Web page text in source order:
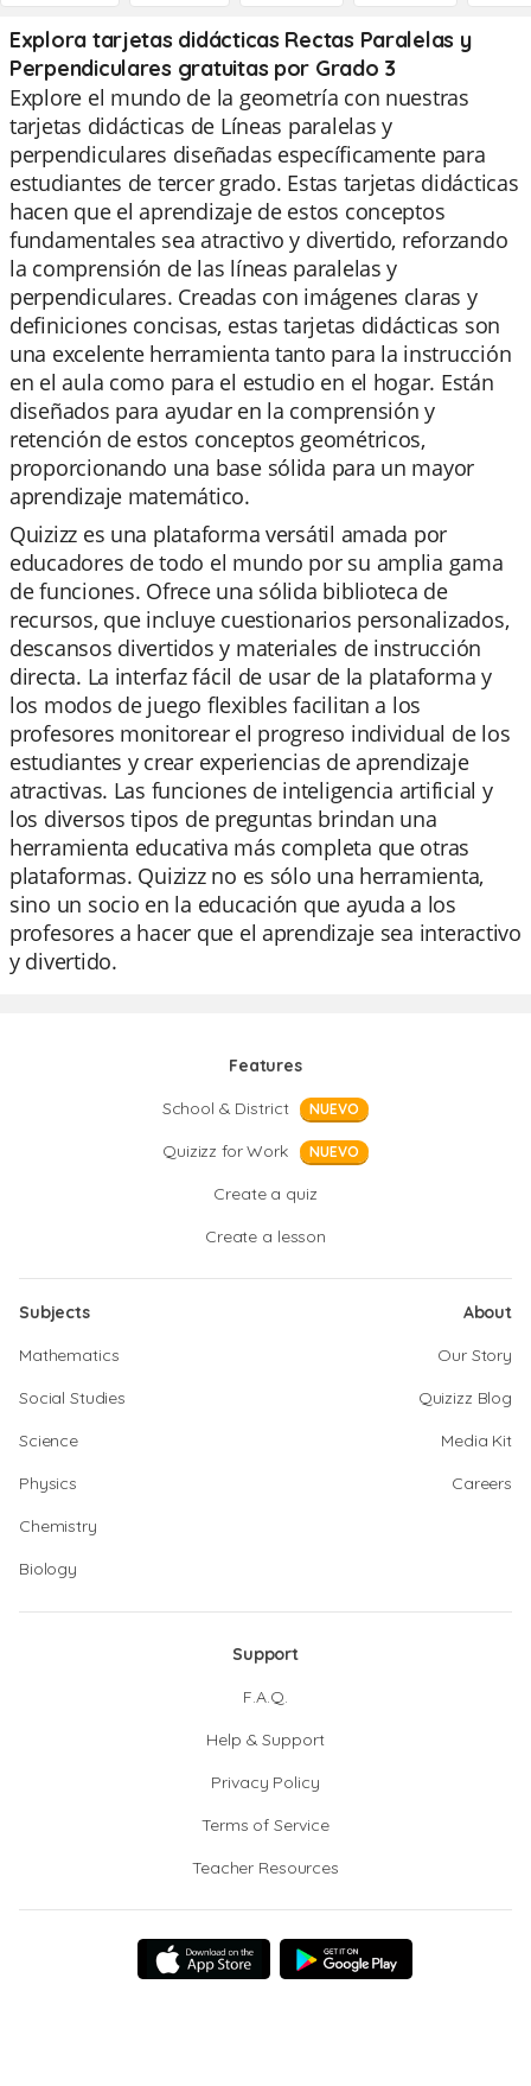
Explora tarjetas didácticas Rectas Paralelas y
Perpendiculares gratuitas por Grado 3
Explore el mundo de la geometría con nuestras
tarjetas didácticas de Líneas paralelas y
perpendiculares diseñadas específicamente para
estudiantes de tercer grado. Estas tarjetas didácticas
hacen que el aprendizaje de estos conceptos
fundamentales sea atractivo y divertido, reforzando
la comprensión de las líneas paralelas y
perpendiculares. Creadas con imágenes claras y
definiciones concisas, estas tarjetas didácticas son
una excelente herramienta tanto para la instrucción
en el aula como para el estudio en el hogar. Están
diseñados para ayudar en la comprensión y
retención de estos conceptos geométricos,
proporcionando una base sólida para un mayor
aprendizaje matemático.
Quizizz es una plataforma versátil amada por
educadores de todo el mundo por su amplia gama
de funciones. Ofrece una sólida biblioteca de
recursos, que incluye cuestionarios personalizados,
descansos divertidos y materiales de instrucción
directa. La interfaz fácil de usar de la plataforma y
los modos de juego flexibles facilitan a los
profesores monitorear el progreso individual de los
estudiantes y crear experiencias de aprendizaje
atractivas. Las funciones de inteligencia artificial y
los diversos tipos de preguntas brindan una
herramienta educativa más completa que otras
plataformas. Quizizz no es sólo una herramienta,
sino un socio en la educación que ayuda a los
profesores a hacer que el aprendizaje sea interactivo
y divertido.
Features
School & District
NUEVO
Quizizz for Work NUEVO
Create a quiz
Create a lesson
Subjects
Mathematics
Social Studies
Science
Physics
Chemistry
Biology
About
Our Story
Quizizz Blog
Media Kit
Careers
Support
F.A.Q.
Help & Support
Privacy Policy
Terms of Service
Teacher Resources